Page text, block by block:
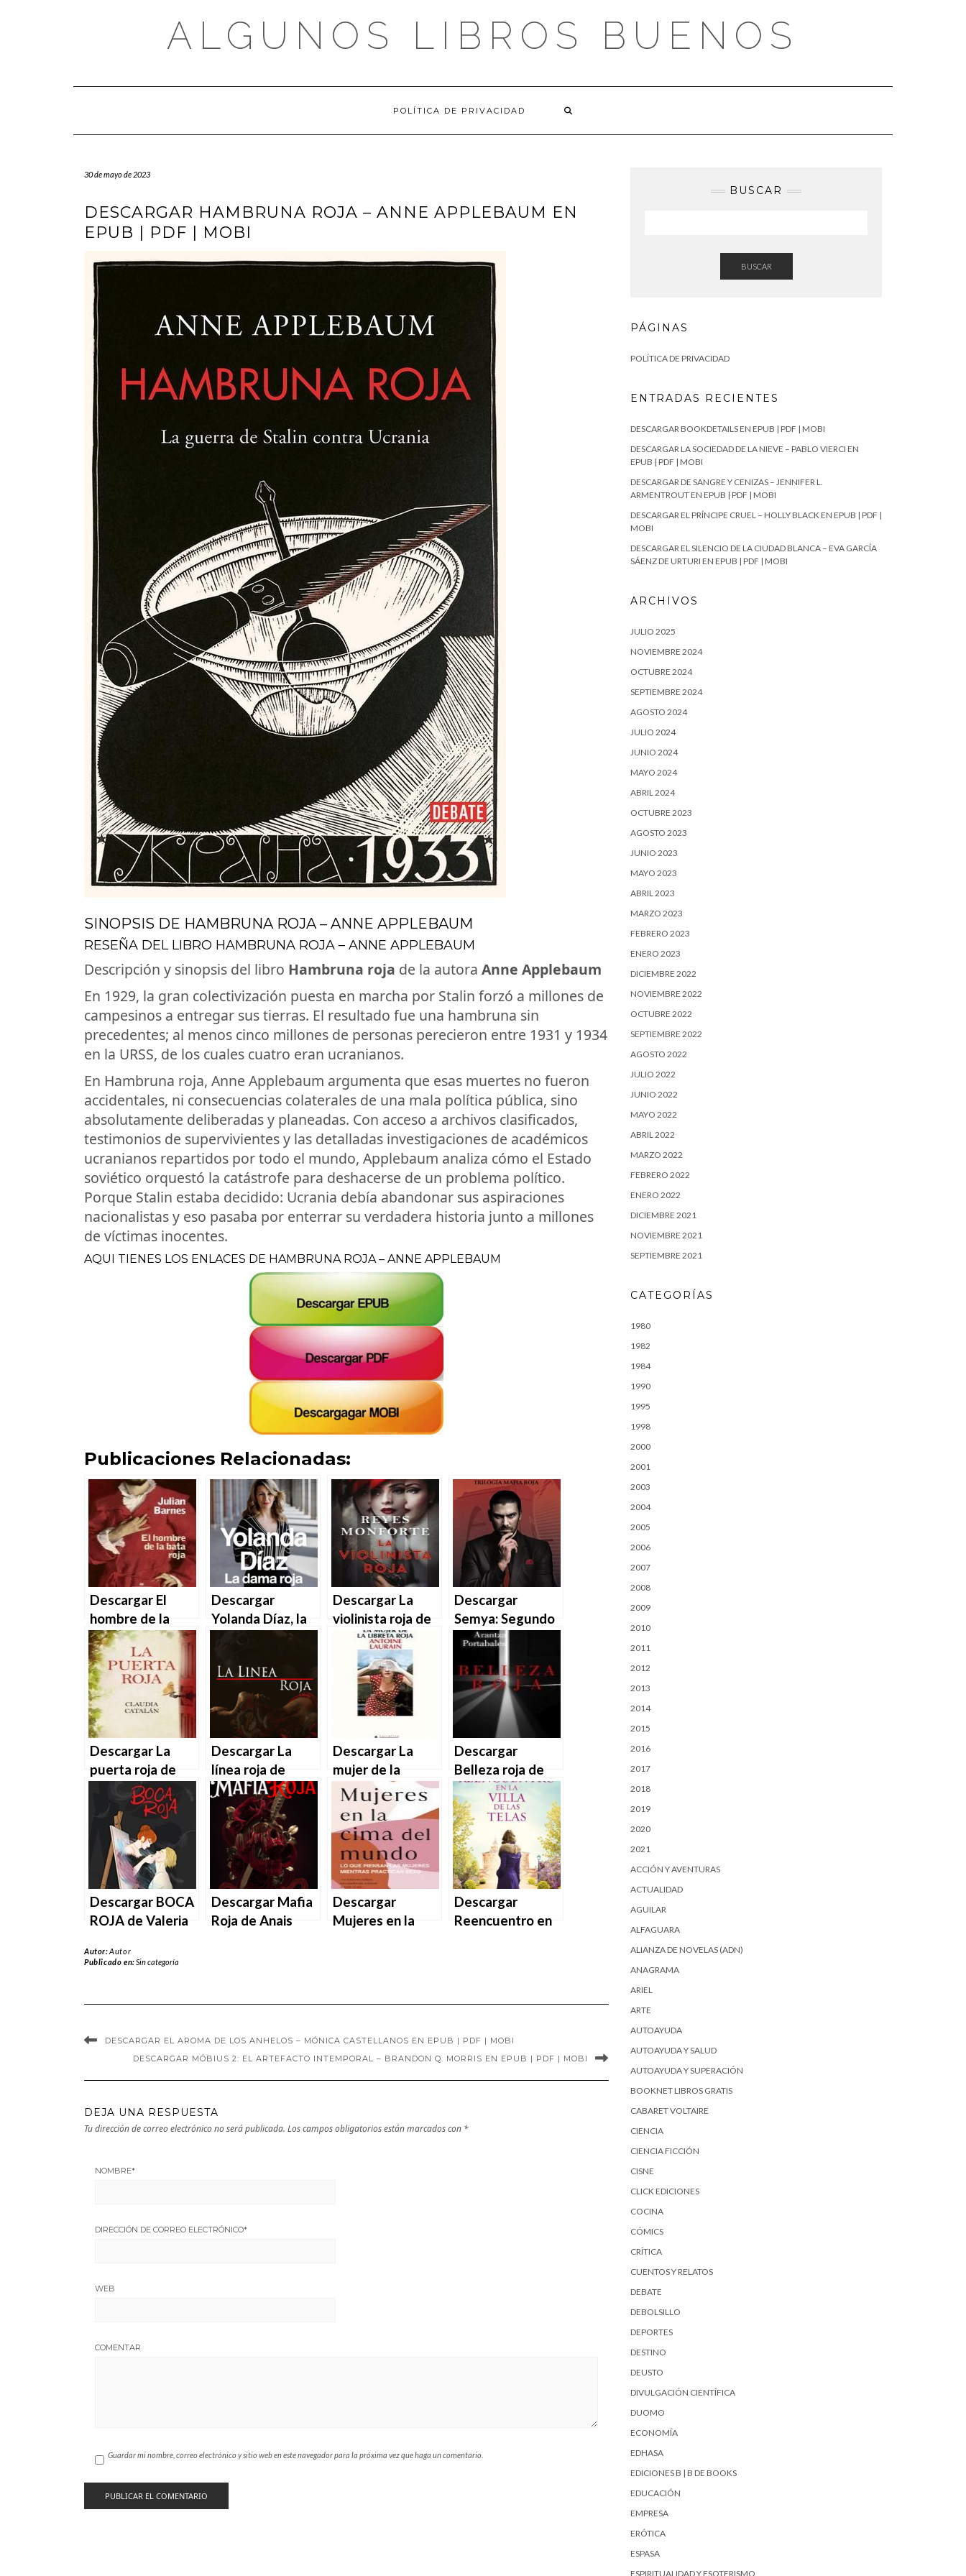
ALGUNOS LIBROS BUENOS
POLÍTICA DE PRIVACIDAD
30 de mayo de 2023
DESCARGAR HAMBRUNA ROJA – ANNE APPLEBAUM EN
EPUB | PDF | MOBI
SINOPSIS DE HAMBRUNA ROJA – ANNE APPLEBAUM
RESEÑA DEL LIBRO HAMBRUNA ROJA – ANNE APPLEBAUM
Descripción y sinopsis del libro Hambruna roja de la autora Anne Applebaum
En 1929, la gran colectivización puesta en marcha por Stalin forzó a millones de
campesinos a entregar sus tierras. El resultado fue una hambruna sin
precedentes; al menos cinco millones de personas perecieron entre 1931 y 1934
en la URSS, de los cuales cuatro eran ucranianos.
En Hambruna roja, Anne Applebaum argumenta que esas muertes no fueron
accidentales, ni consecuencias colaterales de una mala política pública, sino
absolutamente deliberadas y planeadas. Con acceso a archivos clasificados,
testimonios de supervivientes y las detalladas investigaciones de académicos
ucranianos repartidos por todo el mundo, Applebaum analiza cómo el Estado
soviético orquestó la catástrofe para deshacerse de un problema político.
Porque Stalin estaba decidido: Ucrania debía abandonar sus aspiraciones
nacionalistas y eso pasaba por enterrar su verdadera historia junto a millones
de víctimas inocentes.
AQUI TIENES LOS ENLACES DE HAMBRUNA ROJA – ANNE APPLEBAUM
Publicaciones Relacionadas:
Descargar El
hombre de la
bata roja de
Julian Barnes en
EPUB | PDF |
MOBI
Descargar
Yolanda Díaz, la
en EPUB | PDF |
MOBI
Descargar La
violinista roja de
Reyes Monforte
en EPUB | PDF |
MOBI
Descargar
Semya: Segundo
libro – Trilogía
Galya Dante en
EPUB | PDF |
MOBI
Descargar La
puerta roja de
Claudia Catalán
en EPUB | PDF |
MOBI
Descargar La
línea roja de
Mariam León en
EPUB | PDF |
MOBI
Descargar La
mujer de la
libreta roja de
Antoine Laurain
en EPUB | PDF |
MOBI
Descargar
Belleza roja de
Arantza
Portabales en
EPUB | PDF |
MOBI
Descargar BOCA
ROJA de Valeria
EPUB | PDF |
Descargar Mafia
Roja de Anais
Descargar
Mujeres en la
Descargar
Reencuentro en
Autor:Autor
Publicado en:Sin categoría
DESCARGAR EL AROMA DE LOS ANHELOS – MÓNICA CASTELLANOS EN EPUB | PDF | MOBI
DESCARGAR MÖBIUS 2: EL ARTEFACTO INTEMPORAL – BRANDON Q. MORRIS EN EPUB | PDF | MOBI
DEJA UNA RESPUESTA
Tu dirección de correo electrónico no será publicada. Los campos obligatorios están marcados con *
NOMBRE*
DIRECCIÓN DE CORREO ELECTRÓNICO*
WEB
COMENTAR
Guardar mi nombre, correo electrónico y sitio web en este navegador para la próxima vez que haga un comentario.
BUSCAR
BUSCAR
PÁGINAS
POLÍTICA DE PRIVACIDAD
ENTRADAS RECIENTES
DESCARGAR BOOKDETAILS EN EPUB | PDF | MOBI
DESCARGAR LA SOCIEDAD DE LA NIEVE – PABLO VIERCI EN
EPUB | PDF | MOBI
DESCARGAR DE SANGRE Y CENIZAS – JENNIFER L.
ARMENTROUT EN EPUB | PDF | MOBI
DESCARGAR EL PRÍNCIPE CRUEL – HOLLY BLACK EN EPUB | PDF |
MOBI
DESCARGAR EL SILENCIO DE LA CIUDAD BLANCA – EVA GARCÍA
SÁENZ DE URTURI EN EPUB | PDF | MOBI
ARCHIVOS
JULIO 2025
NOVIEMBRE 2024
OCTUBRE 2024
SEPTIEMBRE 2024
AGOSTO 2024
JULIO 2024
JUNIO 2024
MAYO 2024
ABRIL 2024
OCTUBRE 2023
AGOSTO 2023
JUNIO 2023
MAYO 2023
ABRIL 2023
MARZO 2023
FEBRERO 2023
ENERO 2023
DICIEMBRE 2022
NOVIEMBRE 2022
OCTUBRE 2022
SEPTIEMBRE 2022
AGOSTO 2022
JULIO 2022
JUNIO 2022
MAYO 2022
ABRIL 2022
MARZO 2022
FEBRERO 2022
ENERO 2022
DICIEMBRE 2021
NOVIEMBRE 2021
SEPTIEMBRE 2021
CATEGORÍAS
1980
1982
1984
1990
1995
1998
2000
2001
2003
2004
2005
2006
2007
2008
2009
2010
2011
2012
2013
2014
2015
2016
2017
2018
2019
2020
2021
ACCIÓN Y AVENTURAS
ACTUALIDAD
AGUILAR
ALFAGUARA
ALIANZA DE NOVELAS (ADN)
ANAGRAMA
ARIEL
ARTE
AUTOAYUDA
AUTOAYUDA Y SALUD
AUTOAYUDA Y SUPERACIÓN
BOOKNET LIBROS GRATIS
CABARET VOLTAIRE
CIENCIA
CIENCIA FICCIÓN
CISNE
CLICK EDICIONES
COCINA
CÓMICS
CRÍTICA
CUENTOS Y RELATOS
DEBATE
DEBOLSILLO
DEPORTES
DESTINO
DEUSTO
DIVULGACIÓN CIENTÍFICA
DUOMO
ECONOMÍA
EDHASA
EDICIONES B | B DE BOOKS
EDUCACIÓN
EMPRESA
ERÓTICA
ESPASA
ESPIRITUALIDAD Y ESOTERISMO